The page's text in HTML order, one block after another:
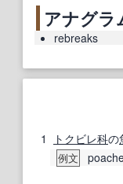
アナグラ
rebreaks
1 トクビレ科の
例文